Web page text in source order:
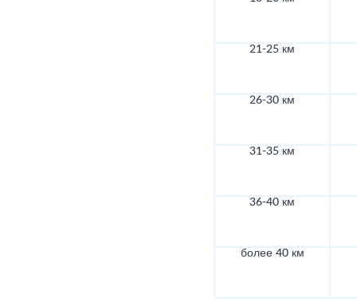
21-25 км
26-30 км
31-35 км
36-40 км
более 40 км